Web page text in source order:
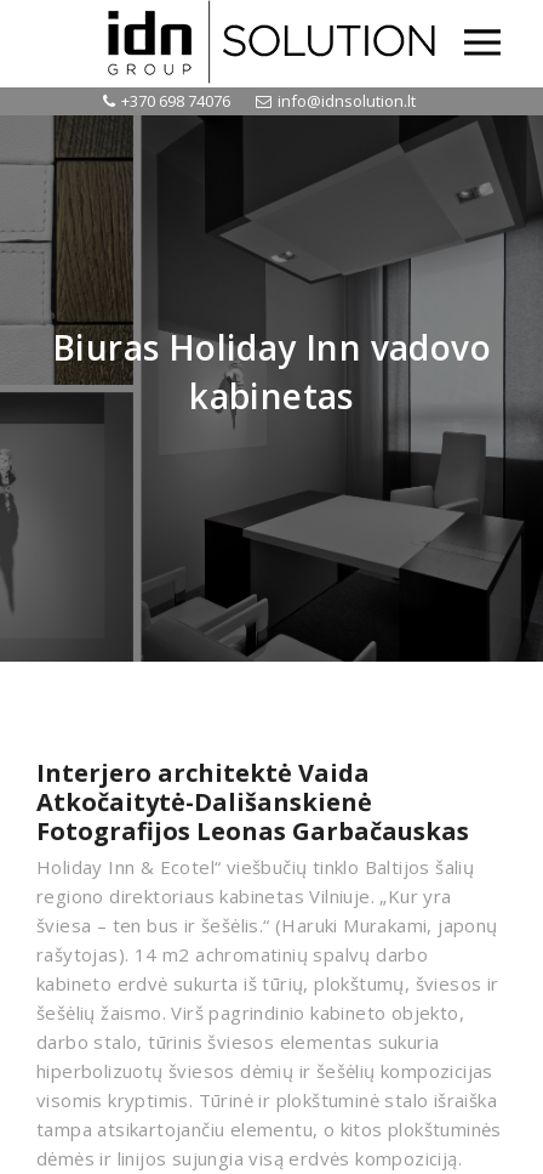
+370 698 74076 info@idnsolution.lt
MENU
Biuras Holiday Inn vadovo
kabinetas
Interjero architektė Vaida
Atkočaitytė-Dališanskienė
Fotografijos Leonas Garbačauskas
Holiday Inn & Ecotel“ viešbučių tinklo Baltijos šalių
regiono direktoriaus kabinetas Vilniuje. „Kur yra
šviesa – ten bus ir šešėlis.“ (Haruki Murakami, japonų
rašytojas). 14 m2 achromatinių spalvų darbo
kabineto erdvė sukurta iš tūrių, plokštumų, šviesos ir
šešėlių žaismo. Virš pagrindinio kabineto objekto,
darbo stalo, tūrinis šviesos elementas sukuria
hiperbolizuotų šviesos dėmių ir šešėlių kompozicijas
visomis kryptimis. Tūrinė ir plokštuminė stalo išraiška
tampa atsikartojančiu elementu, o kitos plokštuminės
dėmės ir linijos sujungia visą erdvės kompoziciją.